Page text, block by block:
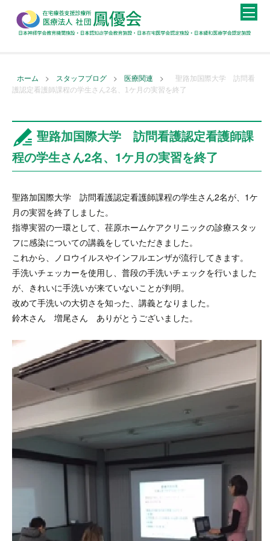
ホーム > スタッフブログ > 医療関連 >
聖路加国際大学 訪問看
護認定看護師課程の学生さん2名、1ケ月の実習を終了
聖路加国際大学 訪問看護認定看護師課
程の学生さん2名、1ケ月の実習を終了
聖路加国際大学 訪問看護認定看護師課程の学生さん2名が、1ケ
月の実習を終了しました。
指導実習の一環として、荏原ホームケアクリニックの診療スタッ
フに感染についての講義をしていただきました。
これから、ノロウイルスやインフルエンザが流行してきます。
手洗いチェッカーを使用し、普段の手洗いチェックを行いました
が、きれいに手洗いが来ていないことが判明。
改めて手洗いの大切さを知った、講義となりました。
鈴木さん 増尾さん ありがとうございました。